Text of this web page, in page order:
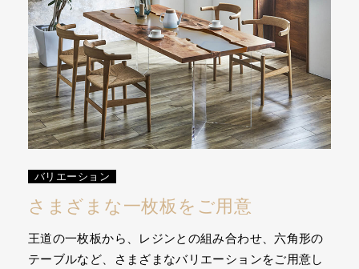
バリエーション
さまざまな一枚板をご用意
王道の一枚板から、レジンとの組み合わせ、六角形の
テーブルなど、さまざまなバリエーションをご用意し